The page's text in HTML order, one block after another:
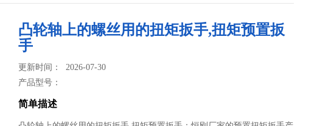
凸轮轴上的螺丝用的扭矩扳手,扭矩预置扳
手
更新时间： 2026-07-30
产品型号：
简单描述